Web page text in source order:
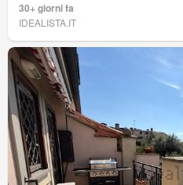
30+ giorni fa
IDEALISTA.IT